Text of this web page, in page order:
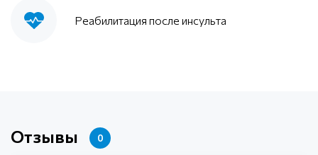
Реабилитация после инсульта
Отзывы 0